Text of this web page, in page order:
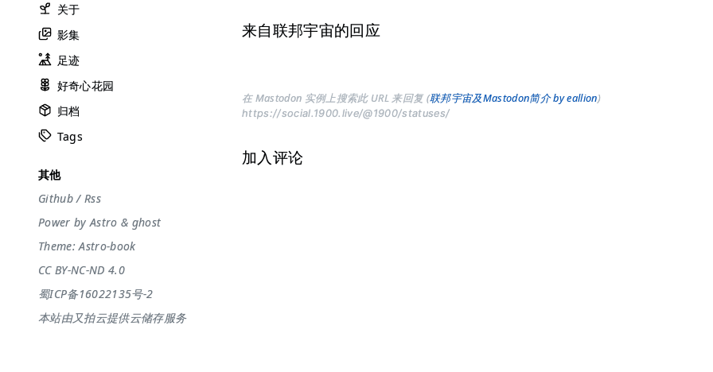
自适应
关于
影集
足迹
好奇心花园
归档
Tags
其他
Github/ Rss
Power byAstro & ghost
Theme:Astro-book
CC BY-NC-ND 4.0
蜀ICP备16022135号-2
本站由又拍云提供云储存服务
来自联邦宇宙的回应
在 Mastodon 实例上搜索此 URL 来回复 (联邦宇宙及Mastodon简介 by eallion)
https://social.1900.live/@1900/statuses/
加入评论